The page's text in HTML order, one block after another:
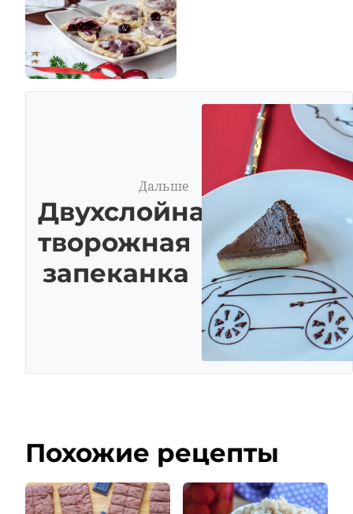
Дальше
Двухслойная
творожная
запеканка
Похожие рецепты